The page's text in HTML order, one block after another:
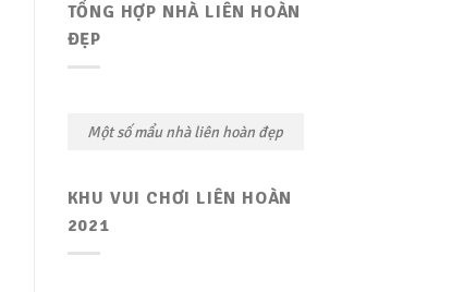
TỔNG HỢP NHÀ LIÊN HOÀN
ĐẸP
Một số mẩu nhà liên hoàn đẹp
KHU VUI CHƠI LIÊN HOÀN
2021